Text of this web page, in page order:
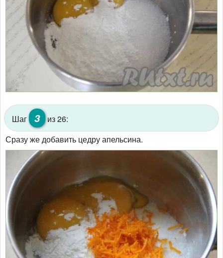
Шаг 3
из 26:
Сразу же добавить цедру апельсина.